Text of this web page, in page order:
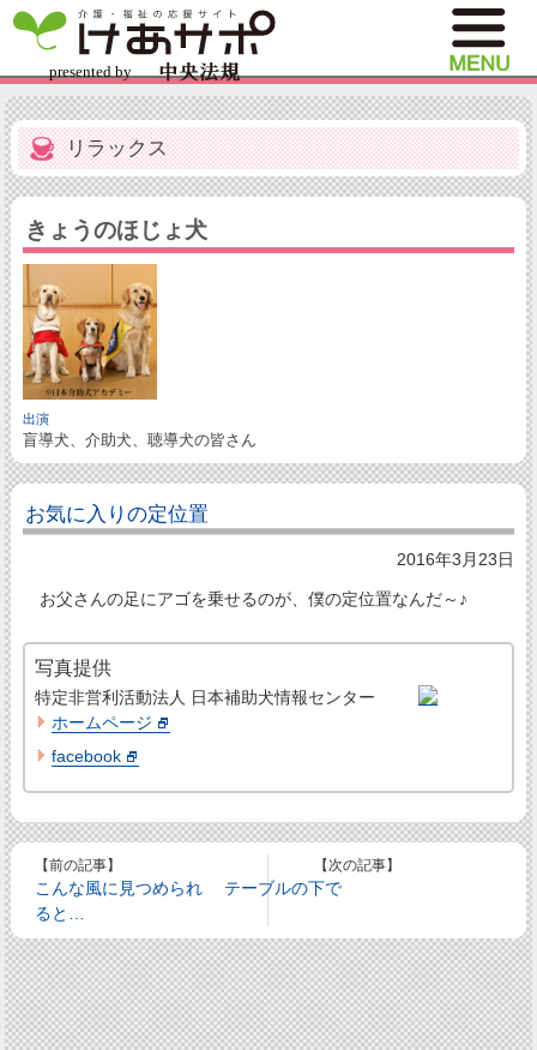
リラックス
きょうのほじょ犬
出演
盲導犬、介助犬、聴導犬の皆さん
お気に入りの定位置
2016年3月23日
お父さんの足にアゴを乗せるのが、僕の定位置なんだ～♪
写真提供
特定非営利活動法人 日本補助犬情報センター
ホームページ
facebook
【前の記事】
こんな風に見つめられ
ると…
【次の記事】
テーブルの下で